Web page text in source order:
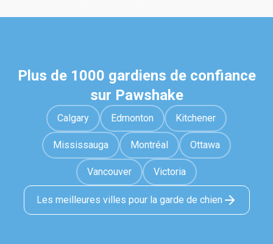
Plus de 1000 gardiens de confiance
sur Pawshake
Calgary Edmonton Kitchener
Mississauga Montréal Ottawa
Vancouver Victoria
Les meilleures villes pour la garde de chien